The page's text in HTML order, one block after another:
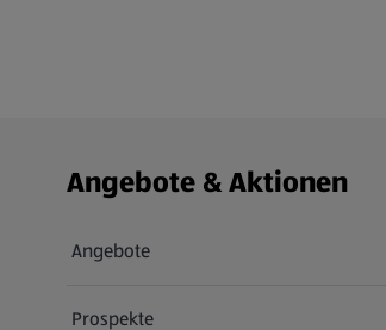
Fußzeilenmenü - weitere Links
Angebote & Aktionen
Angebote
Prospekte